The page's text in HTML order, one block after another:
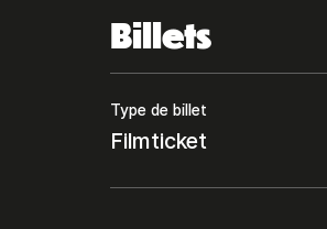
Billets
Type de billet
Filmticket